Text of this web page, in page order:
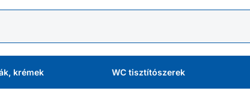
krémek WC tisztítószerek